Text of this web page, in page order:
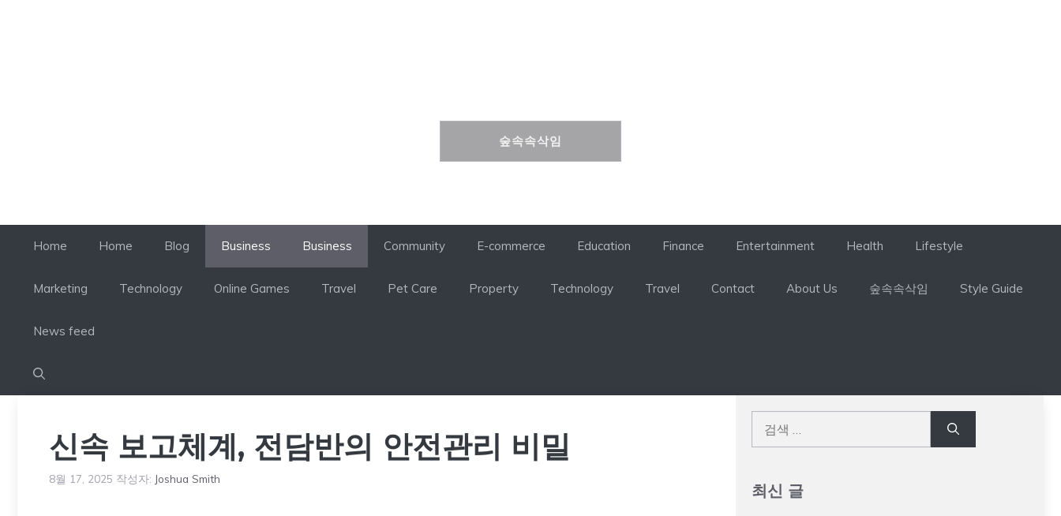
숲속속삭임
Home Home Blog Business Business Community E-commerce Education Finance Entertainment Health Lifestyle
Marketing Technology Online Games Travel Pet Care Property Technology Travel Contact About Us 숲속속삭임 Style Guide
News feed
신속 보고체계, 전담반의 안전관리 비밀
8월 17, 2025 작성자: Joshua Smith
최신 글